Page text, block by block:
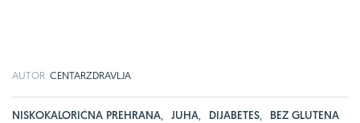
AUTOR: CENTARZDRAVLJA
NISKOKALORIČNA PREHRANA, JUHA, DIJABETES, BEZ GLUTENA